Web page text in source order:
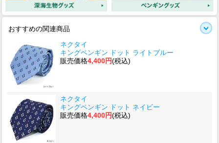
おすすめの関連商品
ネクタイ
キングペンギン ドット ライトブルー
販売価格4,400円(税込)
ネクタイ
キングペンギン ドット ネイビー
販売価格4,400円(税込)